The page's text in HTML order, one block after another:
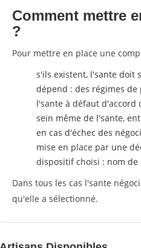
Comment mettre
?
Pour mettre en place une
s'ils existent, l'sante doit
dépend : des régimes
l'sante à défaut d'accord
sein même de l'sante,
en cas d'échec des
mise en place par une
dispositif choisi : nom de
Dans tous les cas l'sante
qu'elle a sélectionné.